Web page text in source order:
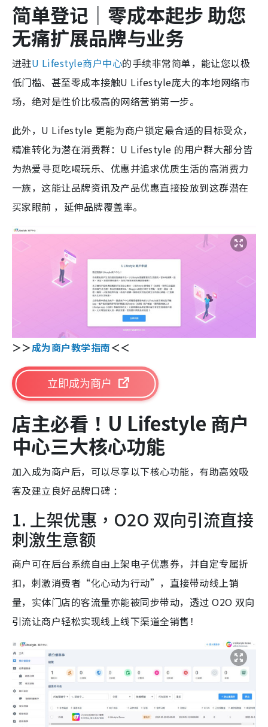
简单登记｜零成本起步助您
无痛扩展品牌与业务
进驻U Lifestyle商户中心的手续非常简单，能让您以极
低门槛、甚至零成本接触U Lifestyle庞大的本地网络市
场，绝对是性价比极高的网络营销第一步。
此外，U Lifestyle 更能为商户锁定最合适的目标受众，
精准转化为潜在消费群：U Lifestyle 的用户群大部分皆
为热爱寻觅吃喝玩乐、优惠并追求优质生活的高消费力
一族，这能让品牌资讯及产品优惠直接投放到这群潜在
买家眼前 ，延伸品牌覆盖率。
＞＞成为商户教学指南＜＜
立即成为商户
店主必看！U Lifestyle 商户
中心三大核心功能
加入成为商户后，可以尽享以下核心功能，有助高效吸
客及建立良好品牌口碑 ：
1. 上架优惠，O2O 双向引流直接
刺激生意额
商户可在后台系统自由上架电子优惠券，并自定专属折
扣，刺激消费者“化心动为行动”，直接带动线上销
量，实体门店的客流量亦能被同步带动，透过 O2O 双向
引流让商户轻松实现线上线下渠道全销售！